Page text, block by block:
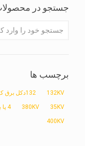
جستجو در
برچسب ها
132KV 132دکل برق کیلو ولت
35KV
380KV 4 پا برج زاویه مخابرات
400KV